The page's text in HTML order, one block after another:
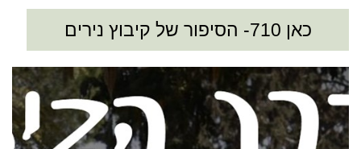
כאן 710- הסיפור של קיבוץ נירים